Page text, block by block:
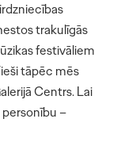
trakulīgās
festivāliem
tāpēc mēs
Centrs. Lai
–